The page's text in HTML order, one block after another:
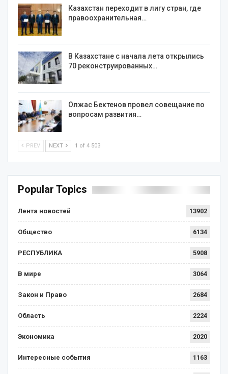
Казахстан переходит в лигу стран, где
правоохранительная…
В Казахстане с начала лета открылись
70 реконструированных…
Олжас Бектенов провел совещание по
вопросам развития…
PREV NEXT 1 of 4 503
Popular Topics
Лента новостей 13902
Общество 6134
РЕСПУБЛИКА 5908
В мире 3064
Закон и Право 2684
Область 2224
Экономика 2020
Интересные события 1163